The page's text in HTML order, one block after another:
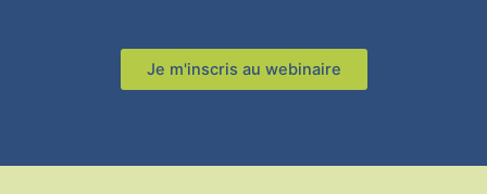
Je m'inscris au webinaire